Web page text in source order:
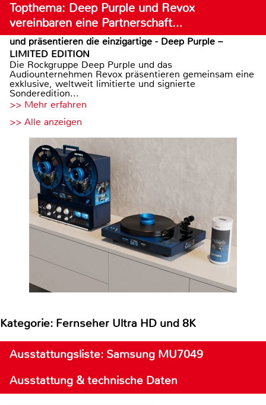
Topthema: Deep Purple und Revox
vereinbaren eine Partnerschaft…
und präsentieren die einzigartige - Deep Purple –
LIMITED EDITION
Die Rockgruppe Deep Purple und das
Audiounternehmen Revox präsentieren gemeinsam eine
exklusive, weltweit limitierte und signierte
Sonderedition...
>> Mehr erfahren
>> Alle anzeigen
Kategorie: Fernseher Ultra HD und 8K
Ausstattungsliste: Samsung MU7049
Ausstattung & technische Daten